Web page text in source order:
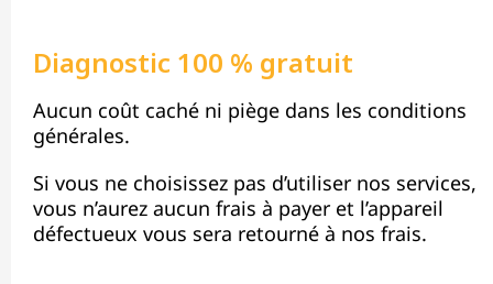
Diagnostic 100 % gratuit
Aucun coût caché ni piège dans les conditions
générales.
Si vous ne choisissez pas d’utiliser nos services,
vous n’aurez aucun frais à payer et l’appareil
défectueux vous sera retourné à nos frais.